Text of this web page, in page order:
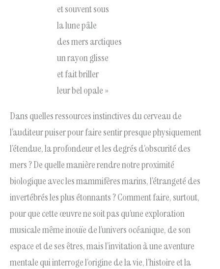
et souvent sous
la lune pâle
des mers arctiques
un rayon glisse
et fait briller
leur bel opale »
Dans quelles ressources instinctives du cerveau de
l’auditeur puiser pour faire sentir presque physiquement
l’étendue, la profondeur et les degrés d’obscurité des
mers ? De quelle manière rendre notre proximité
biologique avec les mammifères marins, l’étrangeté des
invertébrés les plus étonnants ? Comment faire, surtout,
pour que cette œuvre ne soit pas qu’une exploration
musicale même inouïe de l’univers océanique, de son
espace et de ses êtres, mais l’invitation à une aventure
mentale qui interroge l’origine de la vie, l’histoire et la